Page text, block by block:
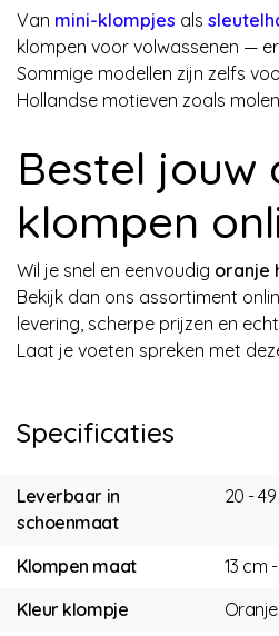
Van mini-klompjes als
klompen voor volwassenen —
Sommige modellen zijn zelfs
Hollandse motieven zoals
Bestel jouw
klompen
Wil je snel en eenvoudig oranje
Bekijk dan ons assortiment
levering, scherpe prijzen en
Laat je voeten spreken met
Specificaties
Leverbaar in
schoenmaat
20 -
Klompen maat
13 cm
Kleur klompje
Oranje